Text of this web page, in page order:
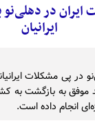
ایران در
ایرانیان
در پی مشکلات
موفق به بازگشت به
انجام داده است.